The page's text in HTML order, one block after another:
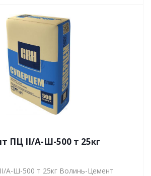
ПЦ ІІ/А-Ш-500 т 25кг
А-Ш-500 т 25кг Волинь-Цемент